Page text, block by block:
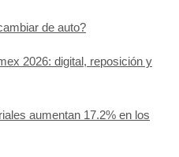
de auto?
2026: digital, reposición y
aumentan 17.2% en los